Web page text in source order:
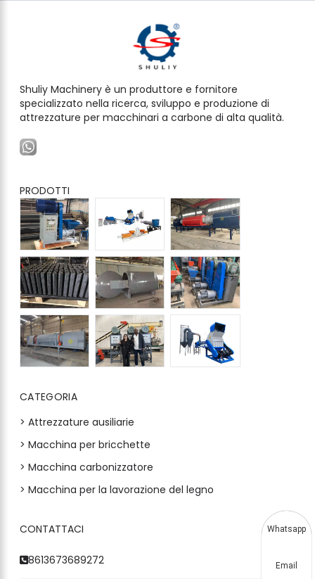
Shuliy Machinery è un produttore e fornitore
specializzato nella ricerca, sviluppo e produzione di
attrezzature per macchinari a carbone di alta qualità.
PRODOTTI
CATEGORIA
> Attrezzature ausiliarie
> Macchina per bricchette
> Macchina carbonizzatore
> Macchina per la lavorazione del legno
CONTATTACI
8613673689272
Whatsapp
Email